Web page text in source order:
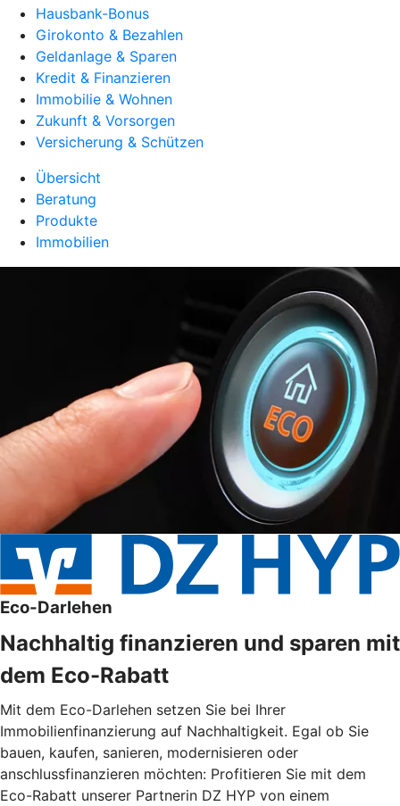
Hausbank-Bonus
Girokonto & Bezahlen
Geldanlage & Sparen
Kredit & Finanzieren
Immobilie & Wohnen
Zukunft & Vorsorgen
Versicherung & Schützen
Übersicht
Beratung
Produkte
Immobilien
Eco-Darlehen
Nachhaltig finanzieren und sparen mit
dem Eco-Rabatt
Mit dem Eco-Darlehen setzen Sie bei Ihrer
Immobilienfinanzierung auf Nachhaltigkeit. Egal ob Sie
bauen, kaufen, sanieren, modernisieren oder
anschlussfinanzieren möchten: Profitieren Sie mit dem
Eco-Rabatt unserer Partnerin DZ HYP von einem